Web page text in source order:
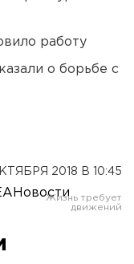
работу
о борьбе с
2018 В 10:45